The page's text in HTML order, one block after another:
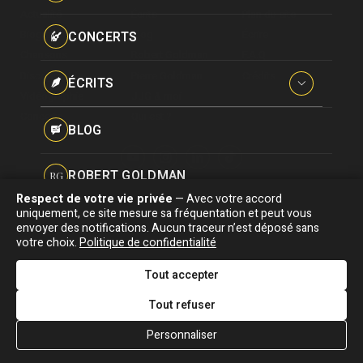
Pseudonymes
CONCERTS
ÉCRITS
Interviews
Hommages
BLOG
RG ROBERT GOLDMAN
PG PIERRE GOLDMAN
J&MJJG & MOI
Biographie
Discographie
Vidéographie
Concerts
Blog
Association "Parler d'sa vie" © Depuis 1997 - Tous droits réservés |
Signaler une erreur |Confidentialité|Gestion des cookies|Dernière
mise à jour : 05/08/2026
DESIGNED &
DEVELOPED BY
Respect de votre vie privée — Avec votre accord
uniquement, ce site mesure sa fréquentation et peut vous
envoyer des notifications. Aucun traceur n’est déposé sans
votre choix.Politique de confidentialité
Tout accepter
Tout refuser
Personnaliser